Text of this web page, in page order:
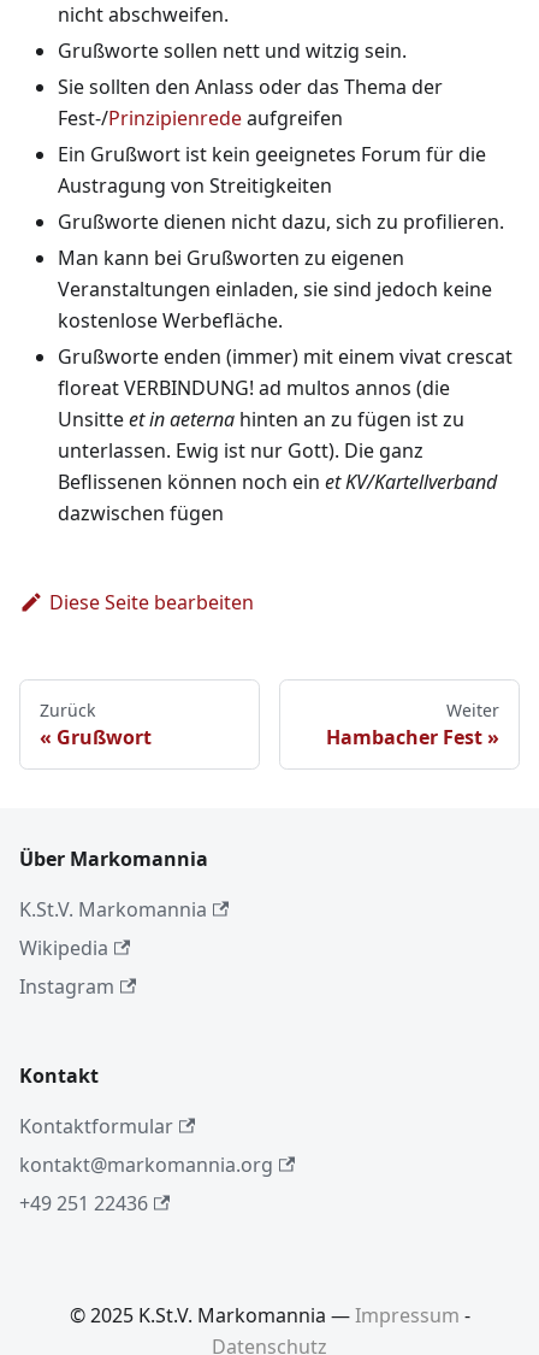
nicht abschweifen.
Grußworte sollen nett und witzig sein.
Sie sollten den Anlass oder das Thema der
Fest-/Prinzipienredeaufgreifen
Ein Grußwort ist kein geeignetes Forum für die
Austragung von Streitigkeiten
Grußworte dienen nicht dazu, sich zu profilieren.
Man kann bei Grußworten zu eigenen
Veranstaltungen einladen, sie sind jedoch keine
kostenlose Werbefläche.
Grußworte enden (immer) mit einem vivat crescat
floreat VERBINDUNG! ad multos annos (die
Unsitteet in aeterna hinten an zu fügen ist zu
unterlassen. Ewig ist nur Gott). Die ganz
Beflissenen können noch ein et KV/Kartellverband
dazwischen fügen
Diese Seite bearbeiten
Zurück
Grußwort
Weiter
Hambacher Fest
Über Markomannia
K.St.V. Markomannia
Wikipedia
Instagram
Kontakt
Kontaktformular
kontakt@markomannia.org
+49 251 22436
© 2025 K.St.V. Markomannia —Impressum -
Datenschutz